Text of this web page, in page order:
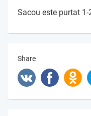
Sacou este purtat
Share